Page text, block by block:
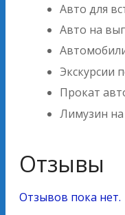
Авто для
Авто на
Экскурсии
Прокат
Лимузин на
Отзывы
Отзывов пока нет.